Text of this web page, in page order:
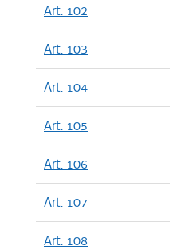
Art. 102
Art. 103
Art. 104
Art. 105
Art. 106
Art. 107
Art. 108